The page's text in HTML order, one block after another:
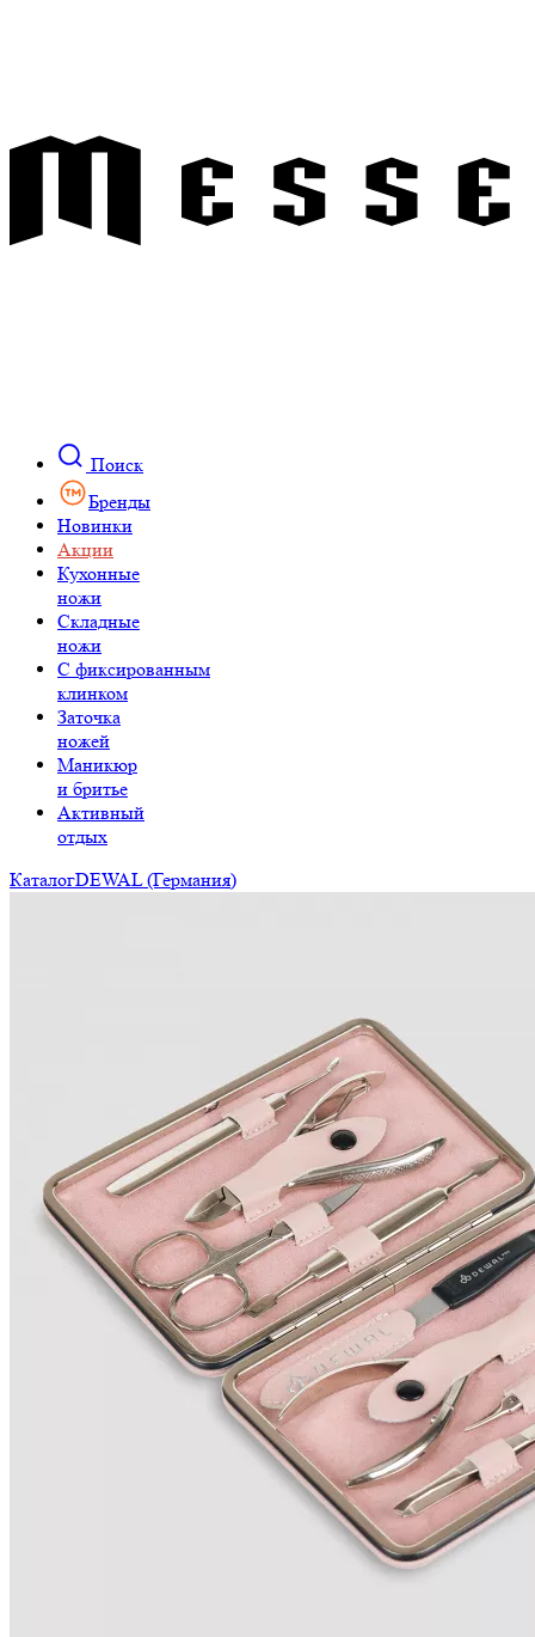
Поиск
Бренды
Новинки
Акции
Кухонные
ножи
Складные
ножи
C фиксированным
клинком
Заточка
ножей
Маникюр
и бритье
Активный
отдых
КаталогDEWAL (Германия)